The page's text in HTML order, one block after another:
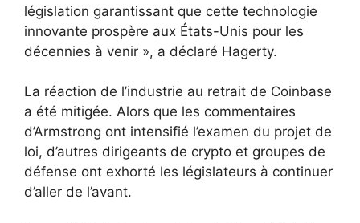
législation garantissant que cette technologie
innovante prospère aux États-Unis pour les
décennies à venir », a déclaré Hagerty.
La réaction de l’industrie au retrait de Coinbase
a été mitigée. Alors que les commentaires
d’Armstrong ont intensifié l’examen du projet de
loi, d’autres dirigeants de crypto et groupes de
défense ont exhorté les législateurs à continuer
d’aller de l’avant.